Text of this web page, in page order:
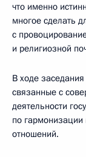
что именно
многое сделать
с
и религиозной
В ходе
связанные с
деятельности
по
отношений.